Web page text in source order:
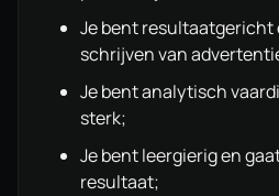
Je bent
schrijven van
Je bent analytisch
sterk;
Je bent leergierig en
resultaat;